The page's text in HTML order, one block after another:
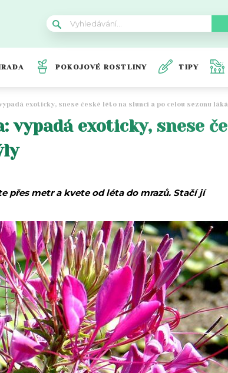
POKOJOVÉ ROSTLINY TIPY
exoticky, snese české léto na slunci a po celou sezonu
vypadá exoticky, snese
přes metr a kvete od léta do mrazů. Stačí jí